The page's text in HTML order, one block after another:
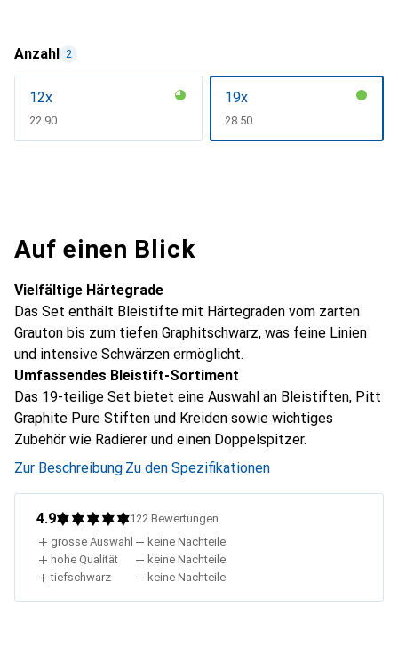
Anzahl 2
12x
CHF
22.90
19x
CHF
28.50
Auf einen Blick
Vielfältige Härtegrade
Das Set enthält Bleistifte mit Härtegraden vom zarten
Grauton bis zum tiefen Graphitschwarz, was feine Linien
und intensive Schwärzen ermöglicht.
Umfassendes Bleistift-Sortiment
Das 19-teilige Set bietet eine Auswahl an Bleistiften, Pitt
Graphite Pure Stiften und Kreiden sowie wichtiges
Zubehör wie Radierer und einen Doppelspitzer.
Zur Beschreibung·Zu den Spezifikationen
4.9 122 Bewertungen
grosse Auswahl
hohe Qualität
tiefschwarz
keine Nachteile
keine Nachteile
keine Nachteile